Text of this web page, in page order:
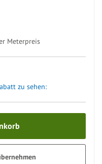
Meterpreis
zu sehen: